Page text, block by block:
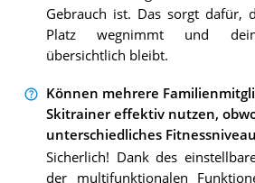
Gebrauch ist. Das sorgt dafür,
Platz wegnimmt und dein
übersichtlich bleibt.
Können mehrere
Skitrainer effektiv nutzen,
unterschiedliches
Sicherlich! Dank des
der multifunktionalen